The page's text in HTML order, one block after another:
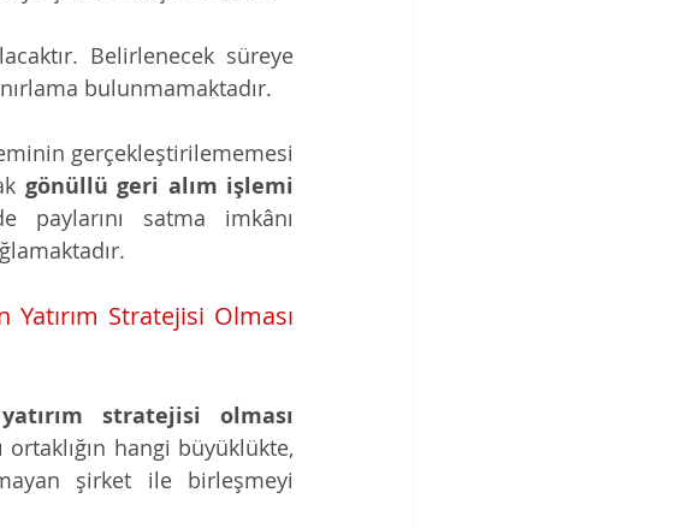
Belirlenecek süreye
bulunmamaktadır.
gerçekleştirilememesi
gönüllü geri alım işlemi
paylarını satma imkânı
Yatırım Stratejisi Olması
hangi büyüklükte,
şirket ile birleşmeyi